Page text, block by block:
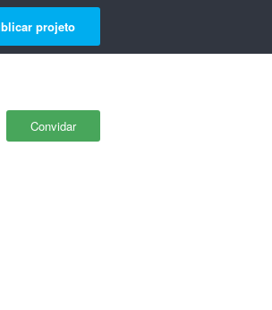
projeto
Convidar